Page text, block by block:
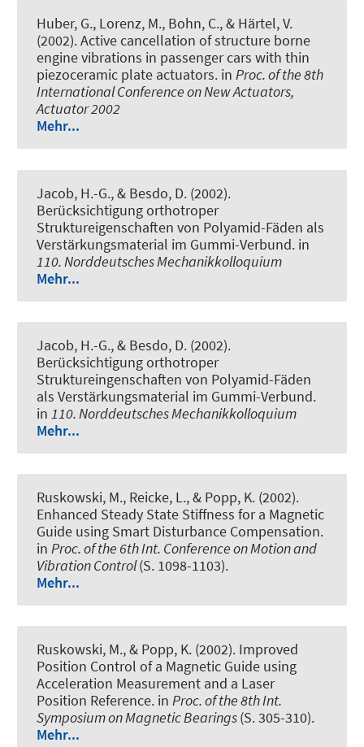
Huber, G., Lorenz, M., Bohn, C., & Härtel, V.
(2002).Active cancellation of structure borne
engine vibrations in passenger cars with thin
piezoceramic plate actuators. in Proc. of the 8th
International Conference on New Actuators,
Actuator 2002
Mehr...
Jacob, H.-G., & Besdo, D. (2002).
Berücksichtigung orthotroper
Struktureigenschaften von Polyamid-Fäden als
Verstärkungsmaterial im Gummi-Verbund. in
110. Norddeutsches Mechanikkolloquium
Mehr...
Jacob, H.-G., & Besdo, D. (2002).
Berücksichtigung orthotroper
Struktureingenschaften von Polyamid-Fäden
als Verstärkungsmaterial im Gummi-Verbund.
in 110. Norddeutsches Mechanikkolloquium
Mehr...
Ruskowski, M., Reicke, L., & Popp, K. (2002).
Enhanced Steady State Stiffness for a Magnetic
Guide using Smart Disturbance Compensation.
in Proc. of the 6th Int. Conference on Motion and
Vibration Control(S. 1098-1103).
Mehr...
Ruskowski, M., & Popp, K. (2002). Improved
Position Control of a Magnetic Guide using
Acceleration Measurement and a Laser
Position Reference. in Proc. of the 8th Int.
Symposium on Magnetic Bearings(S. 305-310).
Mehr...